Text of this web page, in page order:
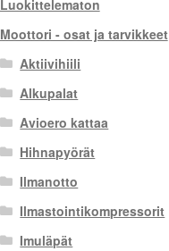
Luokittelematon
Moottori - osat ja tarvikkeet
Aktiivihiili
Alkupalat
Avioero kattaa
Hihnapyörät
Ilmanotto
Ilmastointikompressorit
Imuläpät